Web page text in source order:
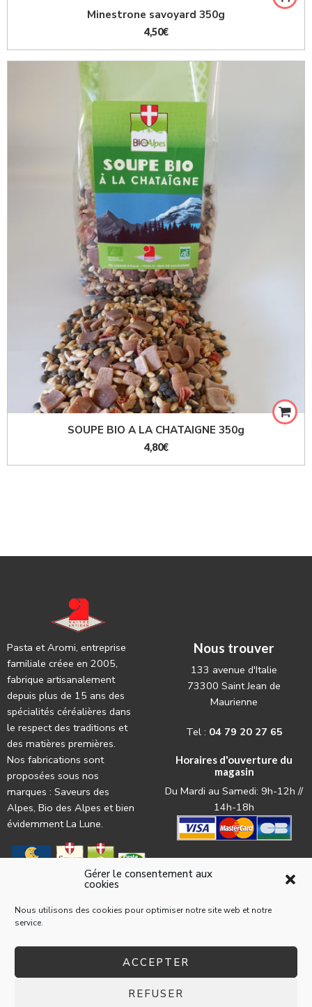
Gérer le consentement aux
cookies
Nous utilisons des cookies pour optimiser notre site web et notre
service.
ACCEPTER
REFUSER
Minestrone savoyard 350g
4,50€
SOUPE BIO A LA CHATAIGNE 350g
4,80€
Pasta et Aromi, entreprise
familiale créee en 2005,
fabrique artisanalement
depuis plus de 15 ans des
spécialités céréalières dans
le respect des traditions et
des matières premières.
Nos fabrications sont
proposées sous nos
marques : Saveurs des
Alpes, Bio des Alpes et bien
évidemment La Lune.
Nous trouver
133 avenue d'Italie
73300 Saint Jean de
Maurienne
Tel : 04 79 20 27 65
Horaires d'ouverture du
magasin
Du Mardi au Samedi: 9h-12h //
14h-18h
© 2022 La Pasta par l'
Conditions générales d’utilisation
Conditions générales de ventes aux particuliers